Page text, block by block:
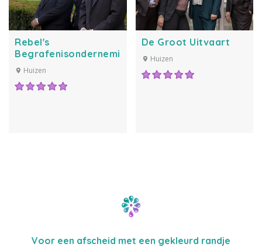
Rebel's
Begrafenisonderneming
Huizen
De Groot Uitvaart
Huizen
Voor een afscheid met een gekleurd randje